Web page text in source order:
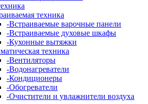
техника
-Встраиваемые варочные панели
-Встраиваемые духовые шкафы
-Кухонные вытяжки
техника
-Вентиляторы
-Водонагреватели
-Кондиционеры
-Обогреватели
-Очистители и увлажнители воздуха